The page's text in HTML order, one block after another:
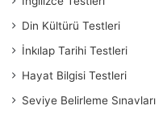
Din Kültürü Testleri
İnkılap Tarihi Testleri
Hayat Bilgisi Testleri
Seviye Belirleme Sınavları